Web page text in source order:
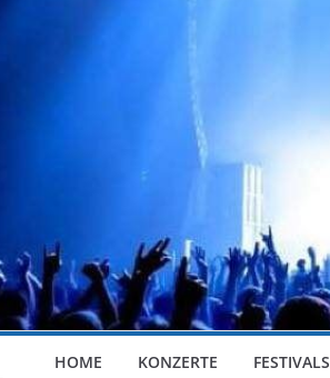
HOME KONZERTE FESTIVALS